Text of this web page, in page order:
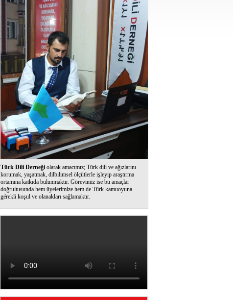
Türk Dili Derneği olarak amacımız; Türk dili ve ağızlarını
korumak, yaşatmak, dilbilimsel ölçütlerle işleyip araştırma
ortamına katkıda bulunmaktır. Görevimiz ise bu amaçlar
doğrultusunda hem üyelerimize hem de Türk kamuoyuna
gérekli koşul ve olanakları sağlamaktır.